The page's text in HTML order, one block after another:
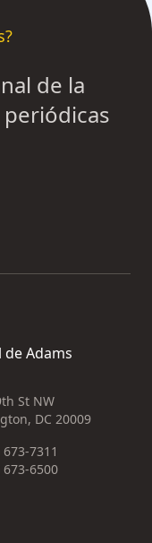
de la
de Adams
St NW
DC 20009
673-7311
673-6500